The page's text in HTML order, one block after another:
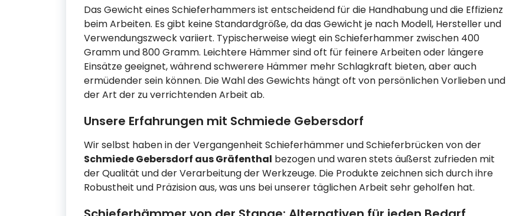
Das Gewicht eines Schieferhammers ist entscheidend für die Handhabung und die Effizienz
beim Arbeiten. Es gibt keine Standardgröße, da das Gewicht je nach Modell, Hersteller und
Verwendungszweck variiert. Typischerweise wiegt ein Schieferhammer zwischen 400
Gramm und 800 Gramm. Leichtere Hämmer sind oft für feinere Arbeiten oder längere
Einsätze geeignet, während schwerere Hämmer mehr Schlagkraft bieten, aber auch
ermüdender sein können. Die Wahl des Gewichts hängt oft von persönlichen Vorlieben und
der Art der zu verrichtenden Arbeit ab.
Unsere Erfahrungen mit Schmiede Gebersdorf
Wir selbst haben in der Vergangenheit Schieferhämmer und Schieferbrücken von der
Schmiede Gebersdorf aus Gräfenthal bezogen und waren stets äußerst zufrieden mit
der Qualität und der Verarbeitung der Werkzeuge. Die Produkte zeichnen sich durch ihre
Robustheit und Präzision aus, was uns bei unserer täglichen Arbeit sehr geholfen hat.